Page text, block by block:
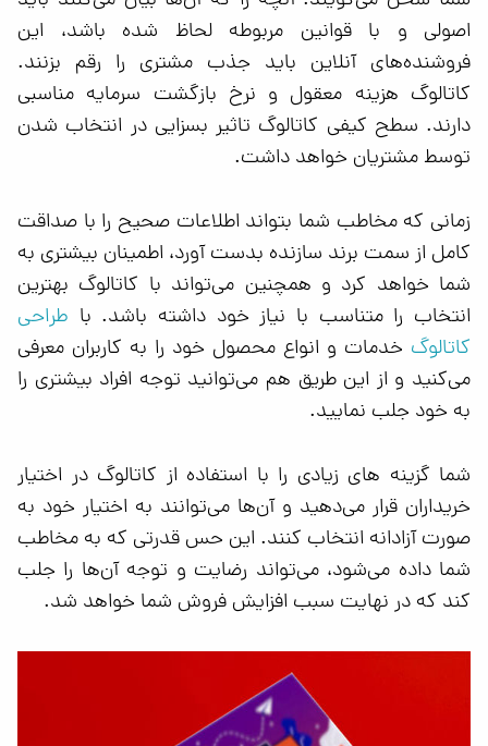
اصولی و با قوانين مربوطه لحاظ شده باشد‌، این
فروشنده‌های آنلاین باید جذب مشتری را رقم بزنند.
کاتالوگ هزینه معقول و نرخ بازگشت سرمایه مناسبی
دارند. سطح کیفی کاتالوگ تاثیر بسزایی در انتخاب شدن
توسط مشتریان خواهد داشت.
زمانی که مخاطب شما بتواند اطلاعات صحیح را با صداقت
کامل از سمت برند سازنده بدست آورد، اطمینان بیشتری به
شما خواهد کرد و همچنین می‌تواند با کاتالوگ بهترین
انتخاب را متناسب با نیاز خود داشته باشد. با طراحی
کاتالوگ خدمات و انواع محصول خود را به کاربران معرفی
می‌کنید و از این طریق هم می‌توانید توجه افراد بیشتری را
به خود جلب نمایید.
شما گزینه های زیادی را با استفاده از کاتالوگ در اختیار
خریداران قرار می‌دهید و آن‌ها می‌توانند به اختیار خود به
صورت آزادانه انتخاب کنند. این حس قدرتی که به مخاطب
شما داده می‌شود، می‌تواند رضایت و توجه آن‌ها را جلب
کند که در نهایت سبب افزایش فروش شما خواهد شد.